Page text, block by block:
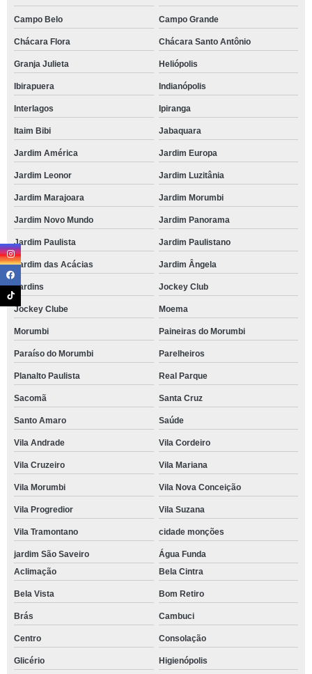
Campo Belo Campo Grande
Chácara Flora Chácara Santo Antônio
Granja Julieta Heliópolis
Ibirapuera Indianópolis
Interlagos Ipiranga
Itaim Bibi Jabaquara
Jardim América Jardim Europa
Jardim Leonor Jardim Luzitânia
Jardim Marajoara Jardim Morumbi
Jardim Novo Mundo Jardim Panorama
Jardim Paulista Jardim Paulistano
Jardim das Acácias Jardim Ângela
Jardins Jockey Club
Jockey Clube Moema
Morumbi Paineiras do Morumbi
Paraíso do Morumbi Parelheiros
Planalto Paulista Real Parque
Sacomã Santa Cruz
Santo Amaro Saúde
Vila Andrade Vila Cordeiro
Vila Cruzeiro Vila Mariana
Vila Morumbi Vila Nova Conceição
Vila Progredior Vila Suzana
Vila Tramontano cidade monções
jardim São Saveiro
Água Funda
Aclimação
Bela Cintra
Bela Vista Bom Retiro
Brás Cambuci
Centro Consolação
Glicério Higienópolis